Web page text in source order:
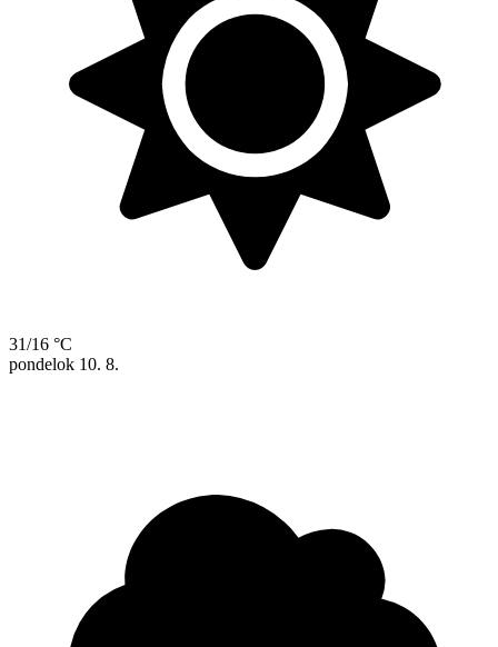
31/16 °C
pondelok 10. 8.